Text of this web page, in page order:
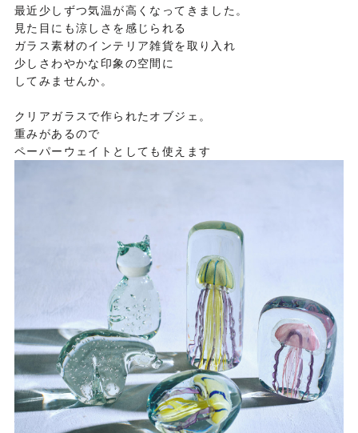
最近少しずつ気温が高くなってきました。
見た目にも涼しさを感じられる
ガラス素材のインテリア雑貨を取り入れ
少しさわやかな印象の空間に
してみませんか。
クリアガラスで作られたオブジェ。
重みがあるので
ペーパーウェイトとしても使えます